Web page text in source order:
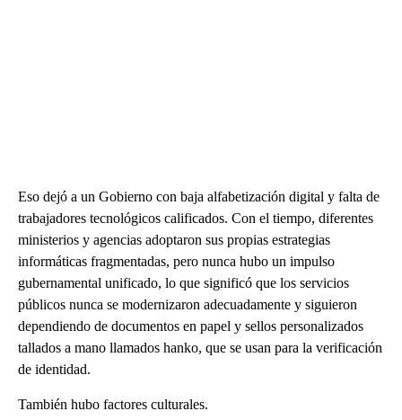
Eso dejó a un Gobierno con baja alfabetización digital y falta de
trabajadores tecnológicos calificados. Con el tiempo, diferentes
ministerios y agencias adoptaron sus propias estrategias
informáticas fragmentadas, pero nunca hubo un impulso
gubernamental unificado, lo que significó que los servicios
públicos nunca se modernizaron adecuadamente y siguieron
dependiendo de documentos en papel y sellos personalizados
tallados a mano llamados hanko, que se usan para la verificación
de identidad.
También hubo factores culturales.